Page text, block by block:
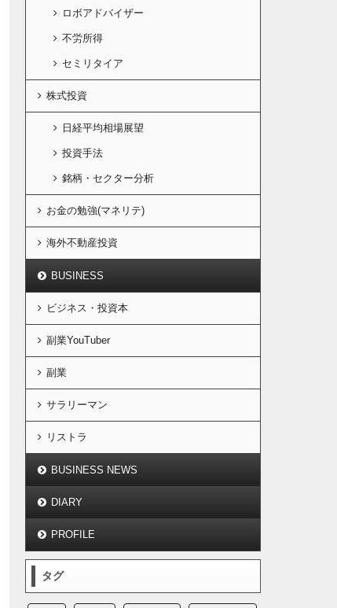
ロボアドバイザー
不労所得
セミリタイア
株式投資
日経平均相場展望
投資手法
銘柄・セクター分析
お金の勉強(マネリテ)
海外不動産投資
BUSINESS
ビジネス・投資本
副業YouTuber
副業
サラリーマン
リストラ
BUSINESS NEWS
DIARY
PROFILE
タグ